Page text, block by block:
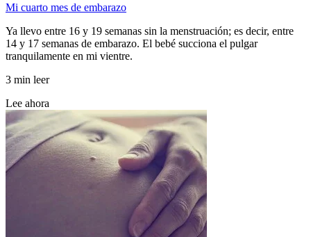
Mi cuarto mes de embarazo
Ya llevo entre 16 y 19 semanas sin la menstruación; es decir, entre
14 y 17 semanas de embarazo. El bebé succiona el pulgar
tranquilamente en mi vientre.
3 min leer
Lee ahora